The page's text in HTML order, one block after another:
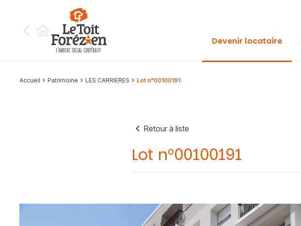
Devenir locataire
Accueil Patrimoine LES CARRIERES Lot n°00100191
Retour à liste
Lot n°00100191